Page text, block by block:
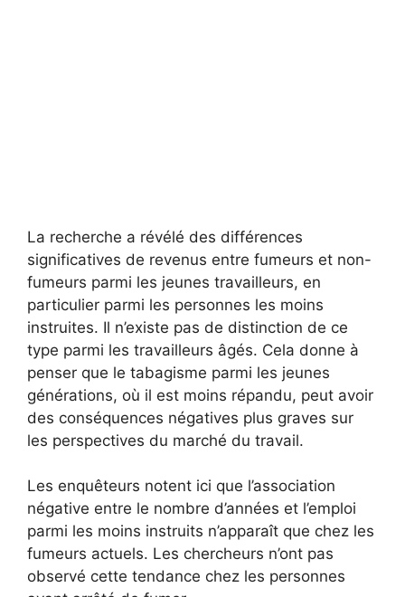
La recherche a révélé des différences
significatives de revenus entre fumeurs et non-
fumeurs parmi les jeunes travailleurs, en
particulier parmi les personnes les moins
instruites. Il n’existe pas de distinction de ce
type parmi les travailleurs âgés. Cela donne à
penser que le tabagisme parmi les jeunes
générations, où il est moins répandu, peut avoir
des conséquences négatives plus graves sur
les perspectives du marché du travail.
Les enquêteurs notent ici que l’association
négative entre le nombre d’années et l’emploi
parmi les moins instruits n’apparaît que chez les
fumeurs actuels. Les chercheurs n’ont pas
observé cette tendance chez les personnes